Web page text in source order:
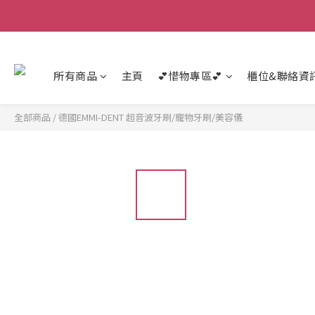
所有商品 主頁 💕惜物專區💕 櫃位&聯絡資
全部商品 /德國EMMI-DENT 超音波牙刷/寵物牙刷/美容儀